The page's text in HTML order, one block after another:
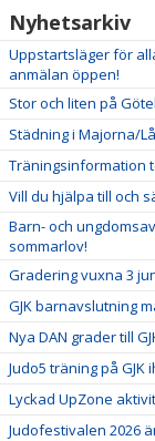
Nyhetsarkiv
Uppstartsläger för
anmälan öppen!
Stor och liten på
Städning i Majorna/
Träningsinformation
Vill du hjälpa till och
Barn- och
sommarlov!
Gradering vuxna 3
GJK barnavslutning
Nya DAN grader till
Judo5 träning på
Lyckad UpZone
Judofestivalen 2026